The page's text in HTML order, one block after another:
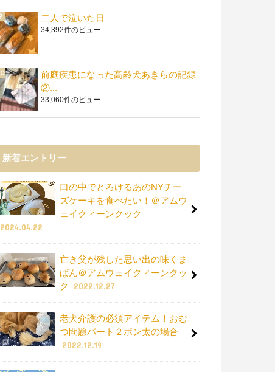
二人で泣いた日
34,392件のビュー
前庭疾患になった高齢犬あきらの記録
②...
33,060件のビュー
新着エントリー
口の中でとろけるあのNYチー
ズケーキを食べたい！＠アムウ
ェイクィーンクック
2024.04.22
亡き父が残した思い出の味くま
ぱん＠アムウェイクィーンクッ
ク
2022.12.27
老犬介護の必須アイテム！おむ
つ問題パート２ポン太の場合
2022.12.19